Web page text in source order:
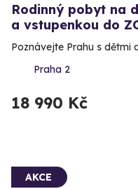
Rodinný pobyt na
a vstupenkou do
Poznávejte Prahu s dětmi
Praha 2
18 990 Kč
AKCE